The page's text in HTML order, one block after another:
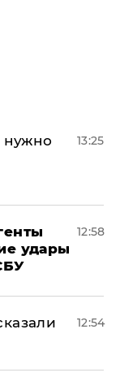
нужно
13:25
удары
12:58
12:54